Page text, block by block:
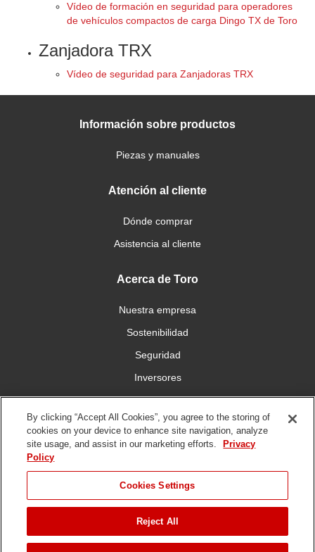
Vídeo de formación en seguridad para operadores
de vehículos compactos de carga Dingo TX de Toro
Zanjadora TRX
Vídeo de seguridad para Zanjadoras TRX
Información sobre productos
Piezas y manuales
Atención al cliente
Dónde comprar
Asistencia al cliente
Acerca de Toro
Nuestra empresa
Sostenibilidad
Seguridad
Inversores
Trabajo
Conéctese con nosotros
uso
Política de
privacidad
Intelectual
By clicking “Accept All Cookies”, you agree to the storing of
cookies on your device to enhance site navigation, analyze
site usage, and assist in our marketing efforts.
Privacy
Policy
Cookies Settings
Reject All